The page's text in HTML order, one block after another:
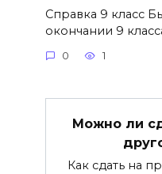
Справка 9 класс
окончании 9
0 1
Можно ли
Как сдать на